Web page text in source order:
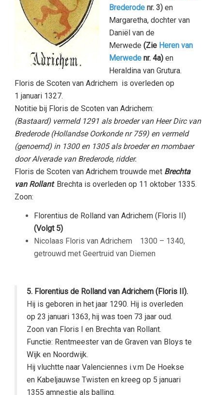
Brederode nr. 3) en
Margaretha, dochter van
Daniël van de
Merwede (Zie Heren van
Merwede nr. 4a) en
Heraldina van Grutura.
Floris de Scoten van Adrichem is overleden op
1 januari 1327.
Notitie bij Floris de Scoten van Adrichem:
(Bastaard) vermeld 1291 als broeder van Heer Dirc van
Brederode (Hollandse Oorkonde nr 759) en vermeld
(genoemd) in 1300 en 1305 als broeder en mombaer
door Alverade van Brederode, ridder.
Floris de Scoten van Adrichem trouwde met Brechta
van Rollant. Brechta is overleden op 11 oktober 1335.
Zoon:
Florentius de Rolland van Adrichem (Floris II)
(Volgt 5)
Nicolaas Floris van Adrichem 1300 – 1340,
getrouwd met Geertruid van Diemen
5. Florentius de Rolland van Adrichem (Floris II).
Hij is geboren in het jaar 1290. Hij is overleden
op 23 januari 1363, hij was toen 73 jaar oud.
Zoon van Floris I en Brechta van Rollant.
Functie: Rentmeester van de Graven van Bloys te
Wijk en Noordwijk.
Hij vluchtte naar Valenciennes i.v.m De Hoekse
en Kabeljauwse Twisten en kreeg op 5 januari
1355 amnestie als balling.